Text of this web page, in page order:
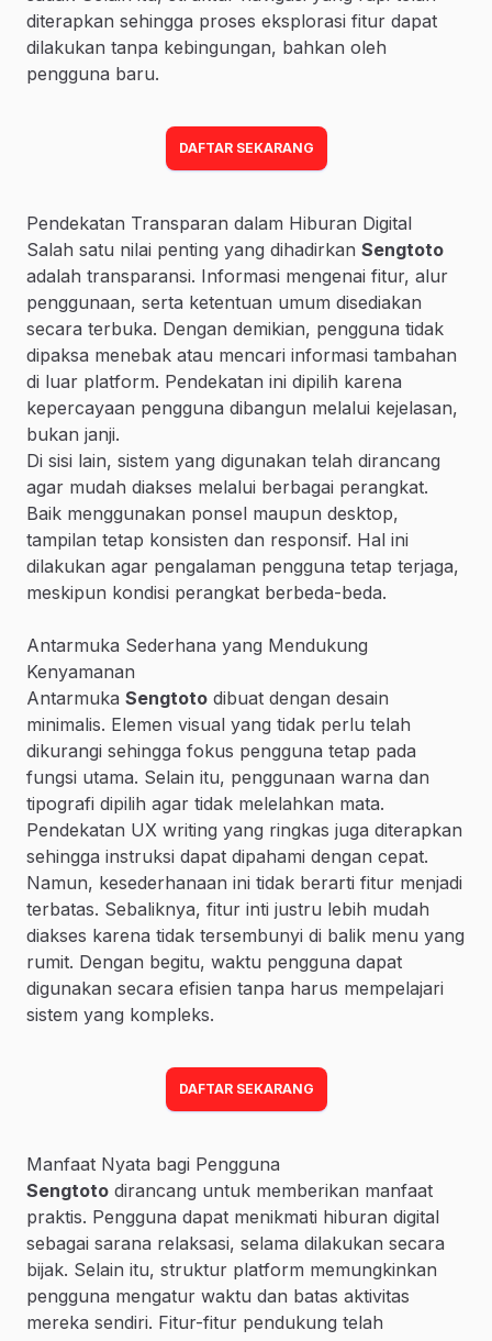
diterapkan sehingga proses eksplorasi fitur dapat
dilakukan tanpa kebingungan, bahkan oleh
pengguna baru.
DAFTAR SEKARANG
Pendekatan Transparan dalam Hiburan Digital
Salah satu nilai penting yang dihadirkan Sengtoto
adalah transparansi. Informasi mengenai fitur, alur
penggunaan, serta ketentuan umum disediakan
secara terbuka. Dengan demikian, pengguna tidak
dipaksa menebak atau mencari informasi tambahan
di luar platform. Pendekatan ini dipilih karena
kepercayaan pengguna dibangun melalui kejelasan,
bukan janji.
Di sisi lain, sistem yang digunakan telah dirancang
agar mudah diakses melalui berbagai perangkat.
Baik menggunakan ponsel maupun desktop,
tampilan tetap konsisten dan responsif. Hal ini
dilakukan agar pengalaman pengguna tetap terjaga,
meskipun kondisi perangkat berbeda-beda.
Antarmuka Sederhana yang Mendukung
Kenyamanan
Antarmuka Sengtoto dibuat dengan desain
minimalis. Elemen visual yang tidak perlu telah
dikurangi sehingga fokus pengguna tetap pada
fungsi utama. Selain itu, penggunaan warna dan
tipografi dipilih agar tidak melelahkan mata.
Pendekatan UX writing yang ringkas juga diterapkan
sehingga instruksi dapat dipahami dengan cepat.
Namun, kesederhanaan ini tidak berarti fitur menjadi
terbatas. Sebaliknya, fitur inti justru lebih mudah
diakses karena tidak tersembunyi di balik menu yang
rumit. Dengan begitu, waktu pengguna dapat
digunakan secara efisien tanpa harus mempelajari
sistem yang kompleks.
DAFTAR SEKARANG
Manfaat Nyata bagi Pengguna
Sengtoto dirancang untuk memberikan manfaat
praktis. Pengguna dapat menikmati hiburan digital
sebagai sarana relaksasi, selama dilakukan secara
bijak. Selain itu, struktur platform memungkinkan
pengguna mengatur waktu dan batas aktivitas
mereka sendiri. Fitur-fitur pendukung telah